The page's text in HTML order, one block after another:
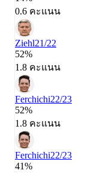
0.6 คะแนน
Ziehl21/22
52%
1.8 คะแนน
Ferchichi22/23
52%
1.8 คะแนน
Ferchichi22/23
41%